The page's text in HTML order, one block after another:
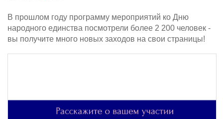
В прошлом году программу мероприятий ко Дню
народного единства посмотрели более 2 200 человек -
вы получите много новых заходов на свои страницы!